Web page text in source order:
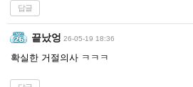
답글
끝났엉 26-05-19 18:36
확실한 거절의사 ㅋㅋㅋ